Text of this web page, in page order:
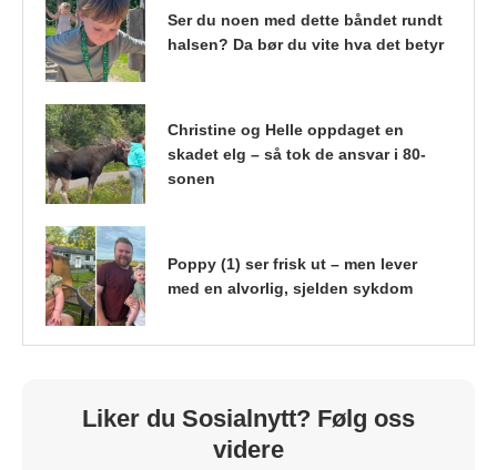
Ser du noen med dette båndet rundt
halsen? Da bør du vite hva det betyr
Christine og Helle oppdaget en
skadet elg – så tok de ansvar i 80-
sonen
Poppy (1) ser frisk ut – men lever
med en alvorlig, sjelden sykdom
Liker du Sosialnytt? Følg oss
videre